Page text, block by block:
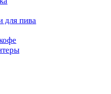
для пива